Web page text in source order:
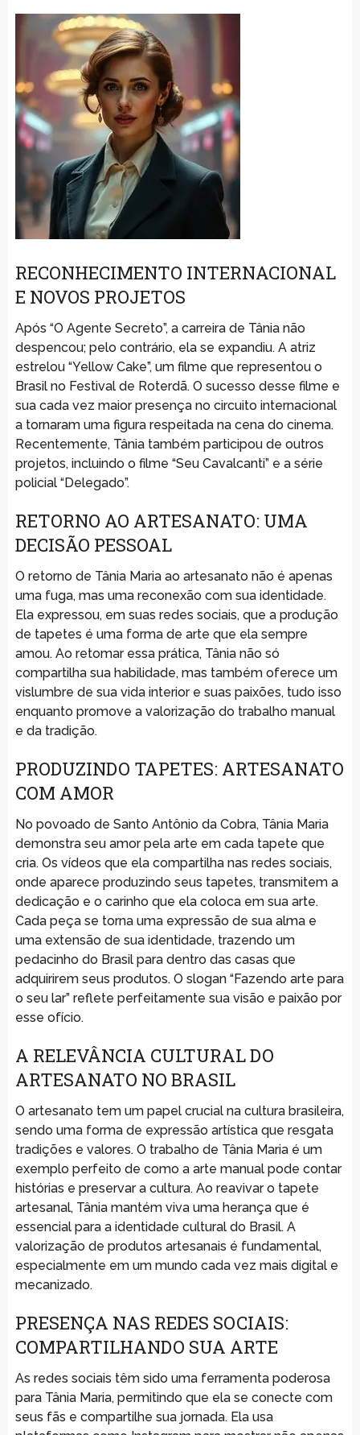
RECONHECIMENTO INTERNACIONAL
E NOVOS PROJETOS
Após “O Agente Secreto”, a carreira de Tânia não
despencou; pelo contrário, ela se expandiu. A atriz
estrelou “Yellow Cake”, um filme que representou o
Brasil no Festival de Roterdã. O sucesso desse filme e
sua cada vez maior presença no circuito internacional
a tornaram uma figura respeitada na cena do cinema.
Recentemente, Tânia também participou de outros
projetos, incluindo o filme “Seu Cavalcanti” e a série
policial “Delegado”.
RETORNO AO ARTESANATO: UMA
DECISÃO PESSOAL
O retorno de Tânia Maria ao artesanato não é apenas
uma fuga, mas uma reconexão com sua identidade.
Ela expressou, em suas redes sociais, que a produção
de tapetes é uma forma de arte que ela sempre
amou. Ao retomar essa prática, Tânia não só
compartilha sua habilidade, mas também oferece um
vislumbre de sua vida interior e suas paixões, tudo isso
enquanto promove a valorização do trabalho manual
e da tradição.
PRODUZINDO TAPETES: ARTESANATO
COM AMOR
No povoado de Santo Antônio da Cobra, Tânia Maria
demonstra seu amor pela arte em cada tapete que
cria. Os vídeos que ela compartilha nas redes sociais,
onde aparece produzindo seus tapetes, transmitem a
dedicação e o carinho que ela coloca em sua arte.
Cada peça se torna uma expressão de sua alma e
uma extensão de sua identidade, trazendo um
pedacinho do Brasil para dentro das casas que
adquirirem seus produtos. O slogan “Fazendo arte para
o seu lar” reflete perfeitamente sua visão e paixão por
esse ofício.
A RELEVÂNCIA CULTURAL DO
ARTESANATO NO BRASIL
O artesanato tem um papel crucial na cultura brasileira,
sendo uma forma de expressão artística que resgata
tradições e valores. O trabalho de Tânia Maria é um
exemplo perfeito de como a arte manual pode contar
histórias e preservar a cultura. Ao reavivar o tapete
artesanal, Tânia mantém viva uma herança que é
essencial para a identidade cultural do Brasil. A
valorização de produtos artesanais é fundamental,
especialmente em um mundo cada vez mais digital e
mecanizado.
PRESENÇA NAS REDES SOCIAIS:
COMPARTILHANDO SUA ARTE
As redes sociais têm sido uma ferramenta poderosa
para Tânia Maria, permitindo que ela se conecte com
seus fãs e compartilhe sua jornada. Ela usa